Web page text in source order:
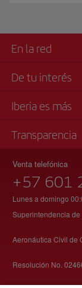
En la red
De tu interés
Iberia es más
Transparencia
Venta telefónica
+57 601
Lunes a domingo
Superintendencia
Aeronáutica Civil de
Resolución No.